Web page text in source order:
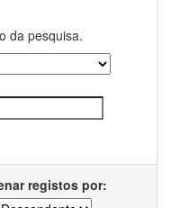
da pesquisa.
registos por: